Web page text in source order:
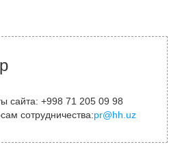
сайта: +998 71 205 09 98
сотрудничества:pr@hh.uz